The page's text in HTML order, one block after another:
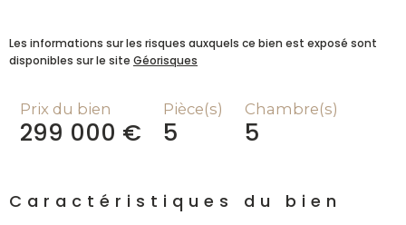
Les informations sur les risques auxquels ce bien est exposé sont
disponibles sur le site Géorisques
Prix du bien
299 000 €
Pièce(s)
5
Chambre(s)
5
Caractéristiques du bien